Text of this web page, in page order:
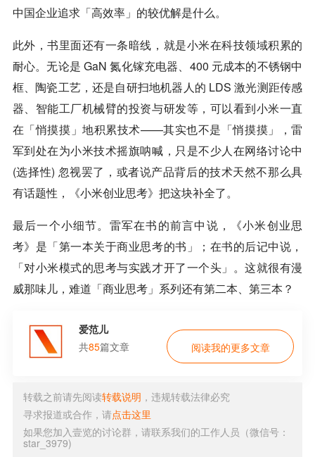
中国企业追求「高效率」的较优解是什么。
此外，书里面还有一条暗线，就是小米在科技领域积累的
耐心。无论是 GaN 氮化镓充电器、400 元成本的不锈钢中
框、陶瓷工艺，还是自研扫地机器人的 LDS 激光测距传感
器、智能工厂机械臂的投资与研发等，可以看到小米一直
在「悄摸摸」地积累技术——其实也不是「悄摸摸」，雷
军到处在为小米技术摇旗呐喊，只是不少人在网络讨论中
(选择性) 忽视罢了，或者说产品背后的技术天然不那么具
有话题性，《小米创业思考》把这块补全了。
最后一个小细节。雷军在书的前言中说，《小米创业思
考》是「第一本关于商业思考的书」；在书的后记中说，
「对小米模式的思考与实践才开了一个头」。这就很有漫
威那味儿，难道「商业思考」系列还有第二本、第三本？
爱范儿
共85篇文章 阅读我的更多文章
转载之前请先阅读转载说明 ，违规转载法律必究
寻求报道或合作，请点击这里
如果您加入壹览的讨论群，请联系我们的工作人员（微信号：
star_3979)